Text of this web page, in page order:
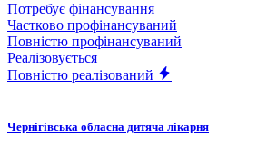
Потребує фінансування
Частково профінансуваний
Повністю профінансуваний
Реалізовується
Повністю реалізований
Чернігівська обласна дитяча лікарня